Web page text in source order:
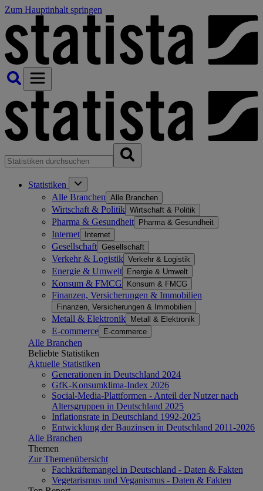
Zum Hauptinhalt springen
Statistiken
Alle Branchen Alle Branchen
Wirtschaft & Politik Wirtschaft & Politik
Pharma & Gesundheit Pharma & Gesundheit
Internet Internet
Gesellschaft Gesellschaft
Verkehr & Logistik Verkehr & Logistik
Energie & Umwelt Energie & Umwelt
Konsum & FMCG Konsum & FMCG
Finanzen, Versicherungen & Immobilien
Finanzen, Versicherungen & Immobilien
Metall & Elektronik Metall & Elektronik
E-commerce E-commerce
Alle Branchen
Beliebte Statistiken
Aktuelle Statistiken
Generationen in Deutschland 2024
GfK-Konsumklima-Index 2026
Social-Media-Plattformen - Anteil der Nutzer nach
Altersgruppen in Deutschland 2025
Inflationsrate in Deutschland 1992-2025
Entwicklung der Bauzinsen in Deutschland 2011-2026
Alle Branchen
Themen
Zur Themenübersicht
Fachkräftemangel in Deutschland - Daten & Fakten
Vegetarismus und Veganismus - Daten & Fakten